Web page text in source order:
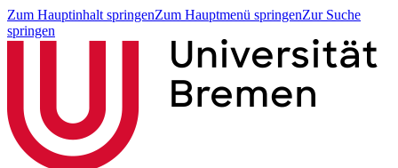
Zum Hauptinhalt springenZum Hauptmenü springenZur Suche
springen